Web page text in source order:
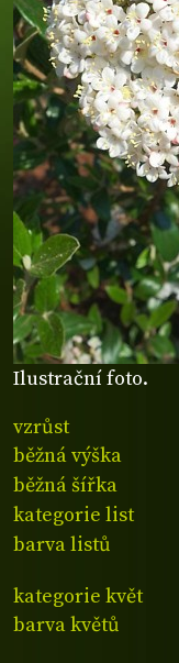
Ilustrační foto.
vzrůst
běžná výška
běžná šířka
kategorie list
barva listů
kategorie květ
barva květů